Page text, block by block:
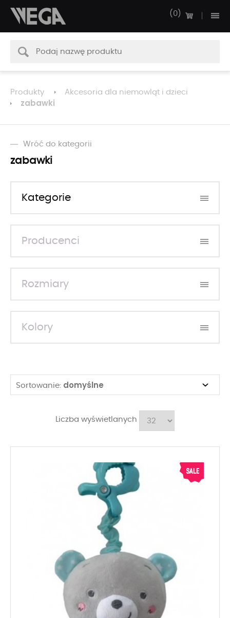
0
Produkty Akcesoria dla niemowląt i dzieci
zabawki
Wróć do kategorii
zabawki
Kategorie
Producenci
Rozmiary
Kolory
Sortowanie: domyślne
Liczba wyświetlanych